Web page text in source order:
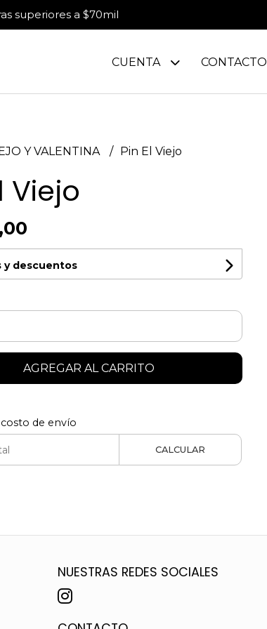
superiores a $70mil
CUENTA CONTACTO
Y VALENTINA Pin El Viejo
Viejo
y descuentos
AGREGAR AL CARRITO
costo de envío
CALCULAR
NUESTRAS REDES SOCIALES